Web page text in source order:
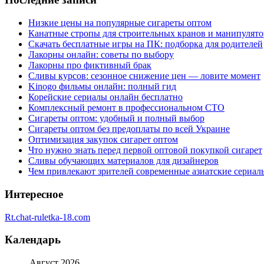
Низкие цены на популярные сигареты оптом
Канатные стропы для строительных кранов и
Скачать бесплатные игры на ПК: подборка для родителей
Лакорны онлайн: советы по выбору
Лакорны про фиктивный брак
Сливы курсов: сезонное снижение цен — ловите момент
Kinogo фильмы онлайн: полный гид
Корейские сериалы онлайн бесплатно
Комплексный ремонт в профессиональном СТО
Сигареты оптом: удобный и полный выбор
Сигареты оптом без предоплаты по всей Украине
Оптимизация закупок сигарет оптом
Что нужно знать перед первой оптовой покупкой сигарет
Сливы обучающих материалов для дизайнеров
Чем привлекают зрителей современные азиатские
Интересное
Rt.chat-ruletka-18.com
Календарь